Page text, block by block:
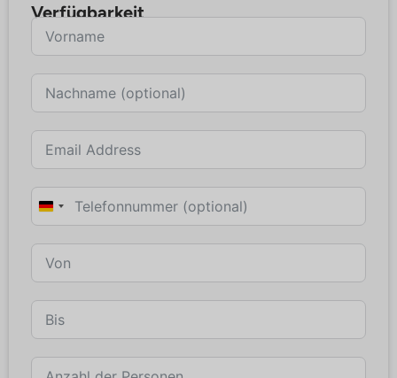
Verfügbarkeit
Germany
+49